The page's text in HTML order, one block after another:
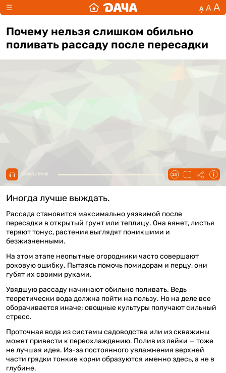
☰ А А А
Почему нельзя слишком обильно
поливать рассаду после пересадки
00:00 / 01:05
Иногда лучше выждать.
Рассада становится максимально уязвимой после
пересадки в открытый грунт или теплицу. Она вянет, листья
теряют тонус, растения выглядят поникшими и
безжизненными.
На этом этапе неопытные огородники часто совершают
роковую ошибку. Пытаясь помочь помидорам и перцу, они
губят их своими руками.
Увядшую рассаду начинают обильно поливать. Ведь
теоретически вода должна пойти на пользу. Но на деле все
оборачивается иначе: овощные культуры получают сильный
стресс.
Проточная вода из системы садоводства или из скважины
может привести к переохлаждению. Полив из лейки — тоже
не лучшая идея. Из-за постоянного увлажнения верхней
части грядки тонкие корни образуются именно здесь, а не в
глубине.